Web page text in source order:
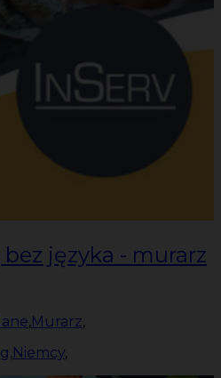
bez języka - murarz
,Murarz,
,Niemcy,